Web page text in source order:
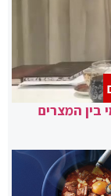
בין המצרים